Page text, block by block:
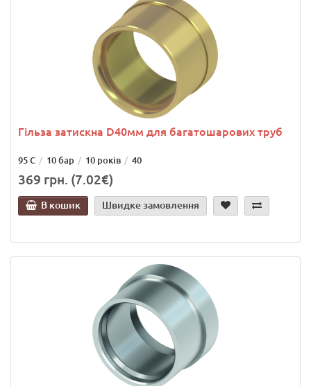
Гільза затискна D40мм для багатошарових труб
95 С 10 бар 10 років 40
369 грн. (7.02€)
В кошик Швидке замовлення